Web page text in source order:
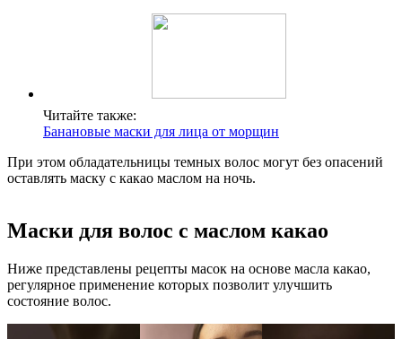
Читайте также:
Банановые маски для лица от морщин
При этом обладательницы темных волос могут без опасений
оставлять маску с какао маслом на ночь.
Маски для волос с маслом какао
Ниже представлены рецепты масок на основе масла какао,
регулярное применение которых позволит улучшить
состояние волос.